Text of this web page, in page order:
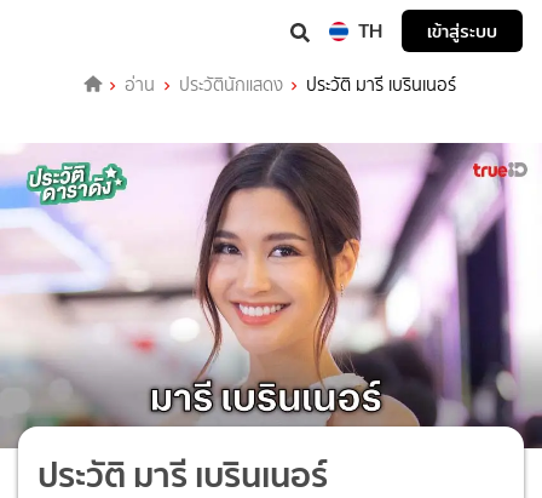
TH เข้าสู่ระบบ
อ่าน ประวัตินักแสดง ประวัติ มารี เบรินเนอร์
ประวัติ มารี เบรินเนอร์